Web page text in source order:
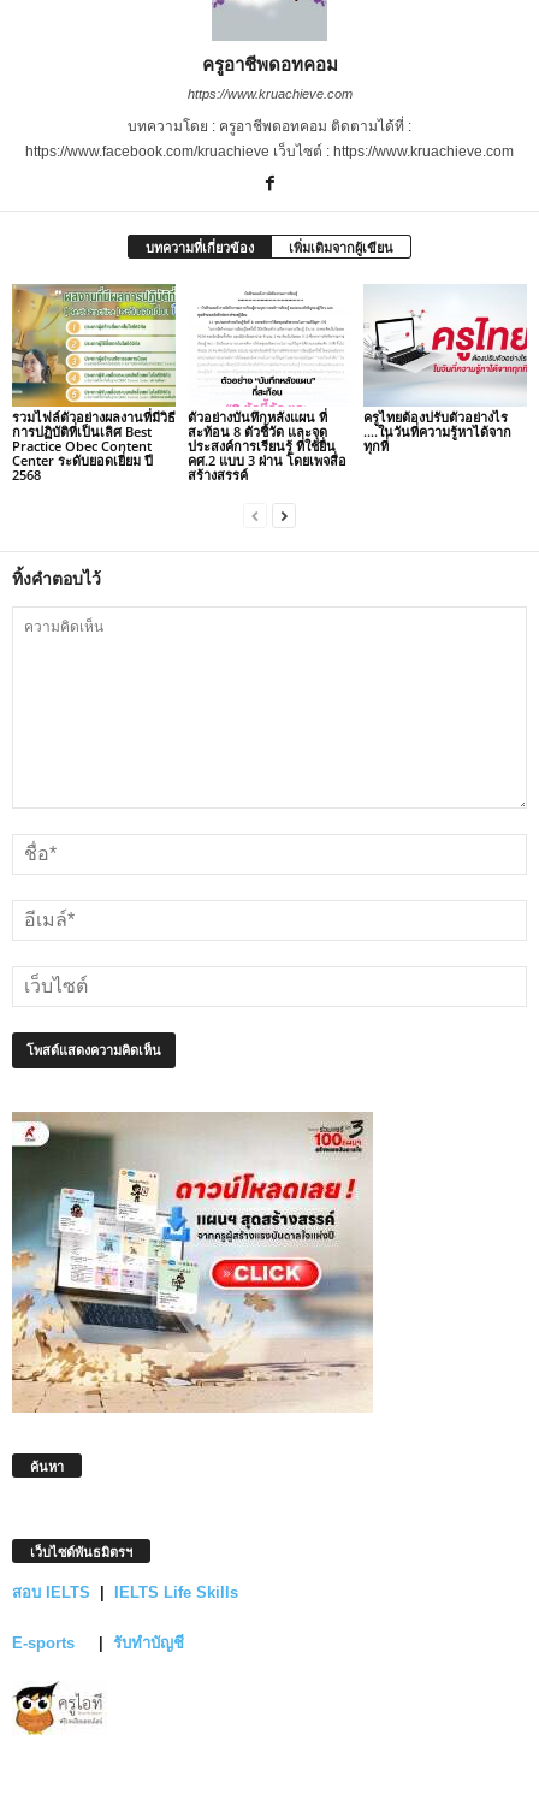
ครูอาชีพดอทคอม
https://www.kruachieve.com
บทความโดย : ครูอาชีพดอทคอม ติดตามได้ที่ :
https://www.facebook.com/kruachieve เว็บไซต์ : https://www.kruachieve.com
บทความที่เกี่ยวข้อง เพิ่มเติมจากผู้เขียน
รวมไฟล์ตัวอย่างผลงานที่มีวิธี
การปฏิบัติที่เป็นเลิศ Best
Practice Obec Content
Center ระดับยอดเยี่ยม ปี
2568
ตัวอย่างบันทึกหลังแผน ที่
สะท้อน 8 ตัวชี้วัด และจุด
ประสงค์การเรียนรู้ ที่ใช้ยื่น
คศ.2 แบบ 3 ผ่าน โดยเพจสื่อ
สร้างสรรค์
ครูไทยต้องปรับตัวอย่างไร
….ในวันที่ความรู้หาได้จาก
ทุกที่
ทิ้งคำตอบไว้
ค้นหา
เว็บไซต์พันธมิตรฯ
สอบ IELTS IELTS Life Skills
E-sports รับทำบัญชี